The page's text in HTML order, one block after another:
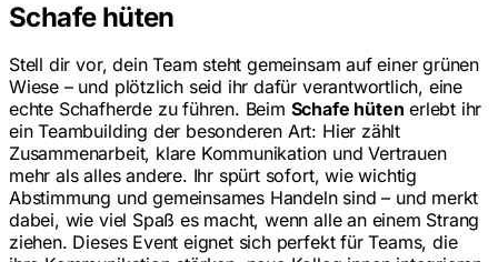
Schafe hüten
Stell dir vor, dein Team steht gemeinsam auf einer grünen
Wiese – und plötzlich seid ihr dafür verantwortlich, eine
echte Schafherde zu führen. Beim Schafe hüten erlebt ihr
ein Teambuilding der besonderen Art: Hier zählt
Zusammenarbeit, klare Kommunikation und Vertrauen
mehr als alles andere. Ihr spürt sofort, wie wichtig
Abstimmung und gemeinsames Handeln sind – und merkt
dabei, wie viel Spaß es macht, wenn alle an einem Strang
ziehen. Dieses Event eignet sich perfekt für Teams, die